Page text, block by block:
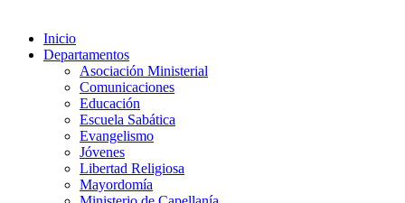
Inicio
Departamentos
Asociación Ministerial
Comunicaciones
Educación
Escuela Sabática
Evangelismo
Jóvenes
Libertad Religiosa
Mayordomía